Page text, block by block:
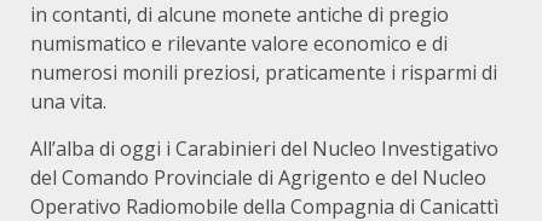
in contanti, di alcune monete antiche di pregio
numismatico e rilevante valore economico e di
numerosi monili preziosi, praticamente i risparmi di
una vita.
All’alba di oggi i Carabinieri del Nucleo Investigativo
del Comando Provinciale di Agrigento e del Nucleo
Operativo Radiomobile della Compagnia di Canicattì